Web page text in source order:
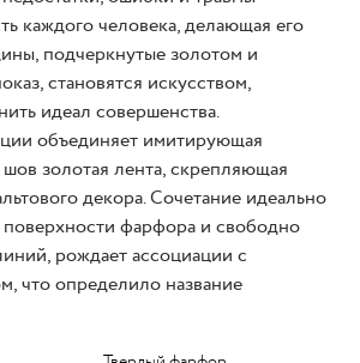
каждого человека, делающая его
подчеркнутые золотом и
становятся искусством,
идеал совершенства.
объединяет имитирующая
золотая лента, скрепляющая
декора. Сочетание идеально
фарфора и свободно
рождает ассоциации с
что определило название